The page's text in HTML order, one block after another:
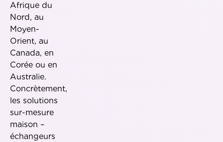
Afrique du
Nord, au
Moyen-
Orient, au
Canada, en
Corée ou en
Australie.
Concrètement,
les solutions
sur-mesure
maison –
échangeurs